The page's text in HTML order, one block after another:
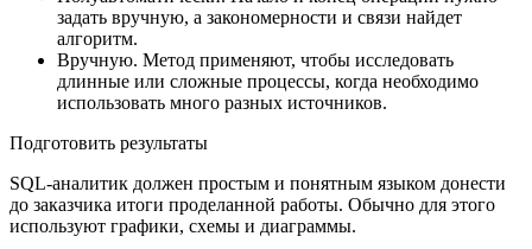
задать вручную, а закономерности и связи найдет
алгоритм.
Вручную. Метод применяют, чтобы исследовать
длинные или сложные процессы, когда необходимо
использовать много разных источников.
Подготовить результаты
SQL-аналитик должен простым и понятным языком донести
до заказчика итоги проделанной работы. Обычно для этого
используют графики, схемы и диаграммы.